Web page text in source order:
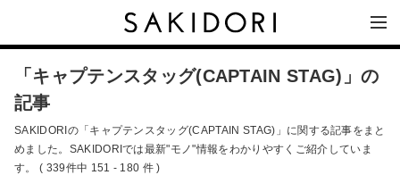
「キャプテンスタッグ(CAPTAIN STAG)」の
記事
SAKIDORIの「キャプテンスタッグ(CAPTAIN STAG)」に関する記事をまと
めました。SAKIDORIでは最新"モノ"情報をわかりやすくご紹介していま
す。 ( 339件中 151 - 180 件 )